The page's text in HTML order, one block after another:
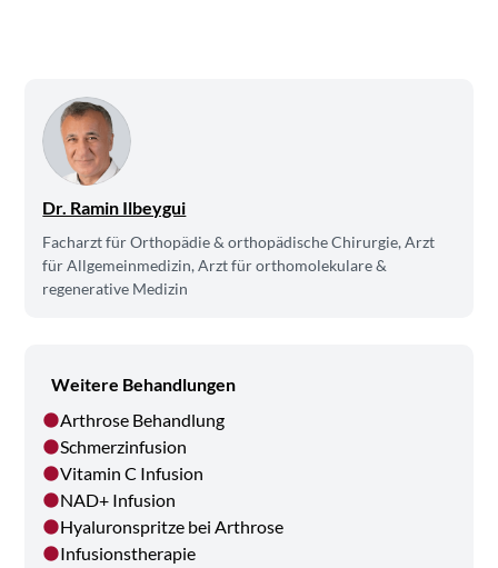
Dr. Ramin Ilbeygui
Facharzt für Orthopädie & orthopädische Chirurgie, Arzt
für Allgemeinmedizin, Arzt für orthomolekulare &
regenerative Medizin
Weitere Behandlungen
Arthrose Behandlung
Schmerzinfusion
Vitamin C Infusion
NAD+ Infusion
Hyaluronspritze bei Arthrose
Infusionstherapie